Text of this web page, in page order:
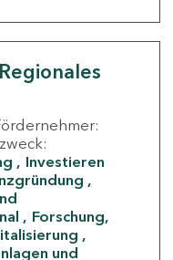
Investieren
Forschung,
und